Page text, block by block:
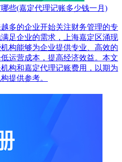
些(嘉定代理记账多少钱一月)
多的企业开始关注财务管理的专
足企业的需求，上海嘉定区涌现
构能够为企业提供专业、高效的
运营成本，提高经济效益。本文
构和嘉定代理记账费用，以期为
提供参考。